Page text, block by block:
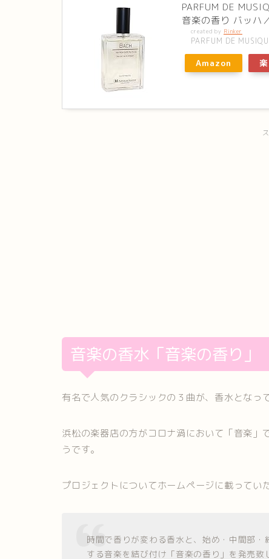
PARFUM DE
音楽の香り バッハ
created by Rinker
PARFUM DE
Amazon
音楽の香水「音楽の香り」
有名で人気のクラシックの３曲が、香水となっ
浜松の楽器店の方がコロナ渦において「音楽」
うです。
プロジェクトについてホームページに載ってい
時間で香りが変わる香水と、始め・中間部
する音楽を結び付け「音楽の香り」を発売致